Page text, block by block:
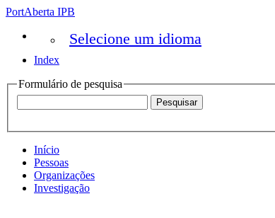
PortAberta IPB
Selecione um idioma
Index
Formulário de pesquisa
Início
Pessoas
Organizações
Investigação